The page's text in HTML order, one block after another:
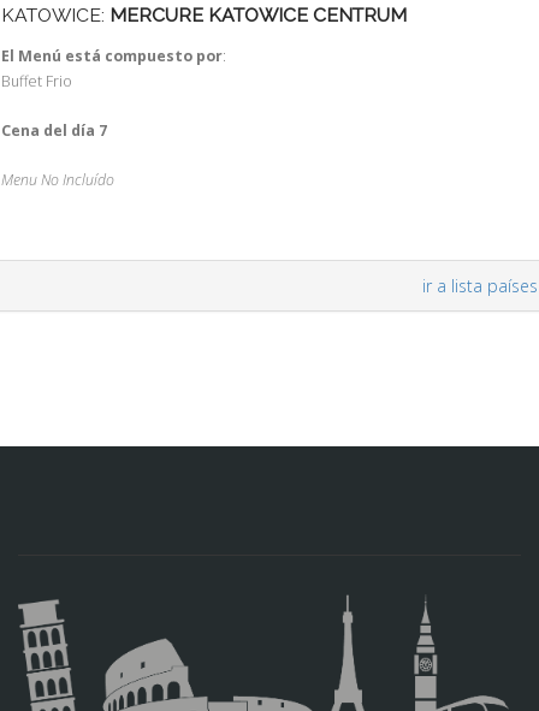
KATOWICE: MERCURE KATOWICE CENTRUM
El Menú está compuesto por:
Buffet Frio
Cena del día 7
Menu No Incluído
ir a lista países